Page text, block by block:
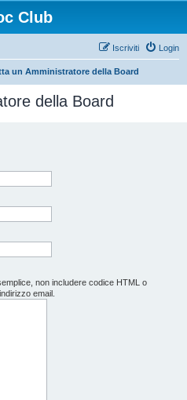
Club
Login
Iscriviti
un Amministratore della Board
della Board
non includere codice HTML o
email.